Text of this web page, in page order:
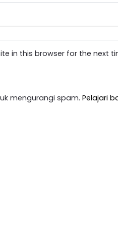
in this browser for the next
mengurangi spam. Pelajari